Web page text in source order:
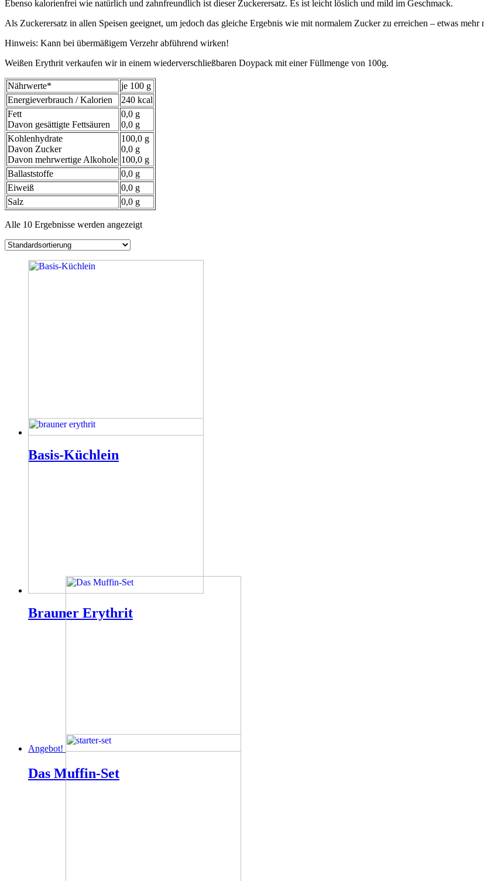
Ebenso kalorienfrei wie natürlich und zahnfreundlich ist dieser Zuckerersatz. Es ist leicht löslich und mild im Geschmack.
Als Zuckerersatz in allen Speisen geeignet, um jedoch das gleiche Ergebnis wie mit normalem Zucker zu erreichen – etwas mehr
Hinweis: Kann bei übermäßigem Verzehr abführend wirken!
Weißen Erythrit verkaufen wir in einem wiederverschließbaren Doypack mit einer Füllmenge von 100g.
Nährwerte*
je 100 g
Energieverbrauch / Kalorien
240 kcal
Fett
Davon gesättigte Fettsäuren
0,0 g
0,0 g
Kohlenhydrate
Davon Zucker
Davon mehrwertige Alkohole
100,0 g
0,0 g
100,0 g
Ballaststoffe
0,0 g
Eiweiß
0,0 g
Salz
0,0 g
Alle 10 Ergebnisse werden angezeigt
Basis-Küchlein
Brauner Erythrit
Angebot!
Das Muffin-Set